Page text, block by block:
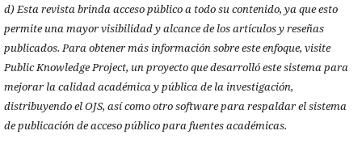
d) Esta revista brinda acceso público a todo su contenido, ya que esto
permite una mayor visibilidad y alcance de los artículos y reseñas
publicados. Para obtener más información sobre este enfoque, visite
Public Knowledge Project, un proyecto que desarrolló este sistema para
mejorar la calidad académica y pública de la investigación,
distribuyendo el OJS, así como otro software para respaldar el sistema
de publicación de acceso público para fuentes académicas.